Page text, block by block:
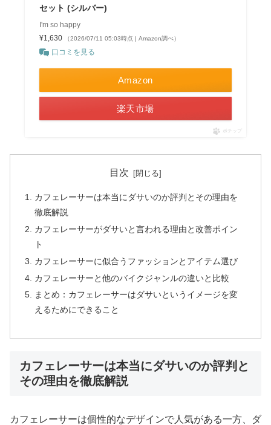
セット (シルバー)
I'm so happy
¥1,630
（2026/07/11 05:03時点 | Amazon調べ）
口コミを見る
Amazon
楽天市場
ポチップ
目次
カフェレーサーは本当にダサいのか評判とその理由を
徹底解説
カフェレーサーがダサいと言われる理由と改善ポイン
ト
カフェレーサーに似合うファッションとアイテム選び
カフェレーサーと他のバイクジャンルの違いと比較
まとめ：カフェレーサーはダサいというイメージを変
えるためにできること
カフェレーサーは本当にダサいのか評判と
その理由を徹底解説
カフェレーサーは個性的なデザインで人気がある一方、ダ